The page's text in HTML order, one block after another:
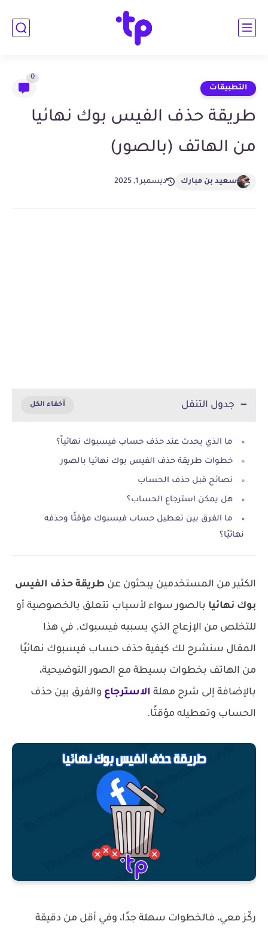
التطبيقات
0
طريقة حذف الفيس بوك نهائيا
من الهاتف (بالصور)
سعيد بن مبارك ديسمبر 1, 2025
جدول التنقل
ما الذي يحدث عند حذف حساب فيسبوك نهائياً؟
خطوات طريقة حذف الفيس بوك نهائيا بالصور
نصائح قبل حذف الحساب
هل يمكن استرجاع الحساب؟
ما الفرق بين تعطيل حساب فيسبوك مؤقتًا وحذفه
نهائيًا؟
الكثير من المستخدمين يبحثون عن طريقة حذف الفيس
بوك نهائيا بالصور سواء لأسباب تتعلق بالخصوصية أو
للتخلص من الإزعاج الذي يسببه فيسبوك. في هذا
المقال سنشرح لك كيفية حذف حساب فيسبوك نهائيًا
من الهاتف بخطوات بسيطة مع الصور التوضيحية،
بالإضافة إلى شرح مهلة الاسترجاع والفرق بين حذف
الحساب وتعطيله مؤقتًا.
ركّز معي، فالخطوات سهلة جدًا، وفي أقل من دقيقة